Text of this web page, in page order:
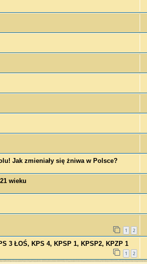
Jak zmieniały się żniwa w Polsce?
wieku
1 2
3 ŁOŚ, KPS 4, KPSP 1, KPSP2, KPZP 1
1 2